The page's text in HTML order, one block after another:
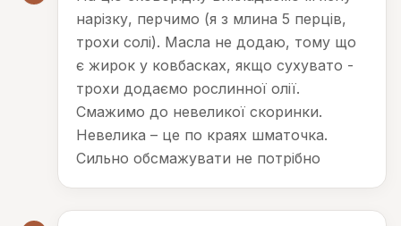
нарізку, перчимо (я з млина 5 перців,
трохи солі). Масла не додаю, тому що
є жирок у ковбасках, якщо сухувато -
трохи додаємо рослинної олії.
Смажимо до невеликої скоринки.
Невелика – це по краях шматочка.
Сильно обсмажувати не потрібно